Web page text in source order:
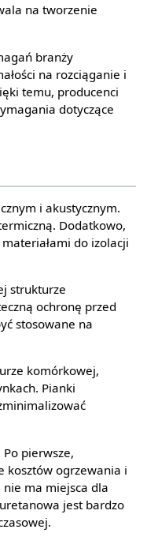
na tworzenie
branży
na rozciąganie i
temu, producenci
dotyczące
i akustycznym.
Dodatkowo,
do izolacji
strukturze
ochronę przed
stosowane na
komórkowej,
Pianki
pierwsze,
kosztów ogrzewania i
nie ma miejsca dla
jest bardzo